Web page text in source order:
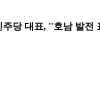
당 대표, ''호남 발전